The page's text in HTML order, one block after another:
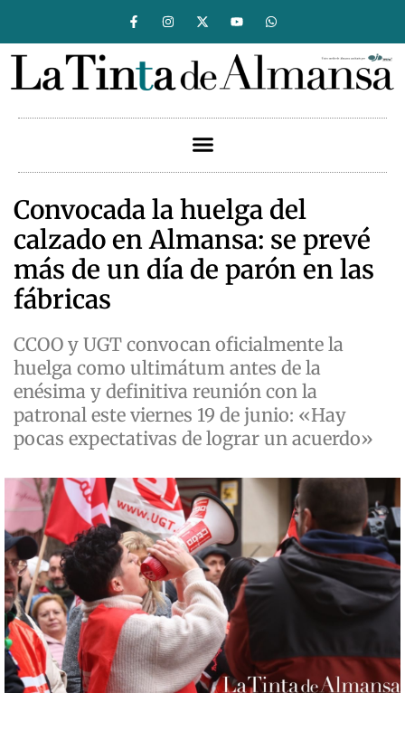
Convocada la huelga del
calzado en Almansa: se prevé
más de un día de parón en las
fábricas
CCOO y UGT convocan oficialmente la
huelga como ultimátum antes de la
enésima y definitiva reunión con la
patronal este viernes 19 de junio: «Hay
pocas expectativas de lograr un acuerdo»